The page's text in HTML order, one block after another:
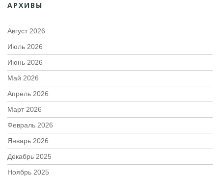
АРХИВЫ
Август 2026
Июль 2026
Июнь 2026
Май 2026
Апрель 2026
Март 2026
Февраль 2026
Январь 2026
Декабрь 2025
Ноябрь 2025